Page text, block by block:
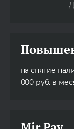
на снятие
000 руб. в